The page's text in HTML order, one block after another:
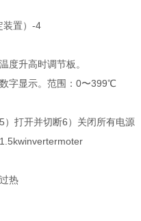
置）-4
升高时调节板。
字显示。范围：0〜399℃
打开并切断6）关闭所有电源
热